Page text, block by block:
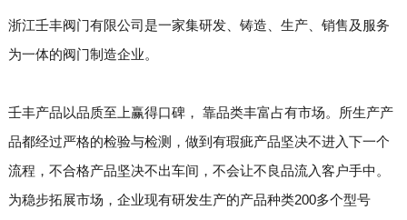
浙江壬丰阀门有限公司是一家集研发、铸造、生产、销售及服务
为一体的阀门制造企业。
壬丰产品以品质至上赢得口碑， 靠品类丰富占有市场。所生产产
品都经过严格的检验与检测，做到有瑕疵产品坚决不进入下一个
流程，不合格产品坚决不出车间，不会让不良品流入客户手中。
为稳步拓展市场，企业现有研发生产的产品种类200多个型号